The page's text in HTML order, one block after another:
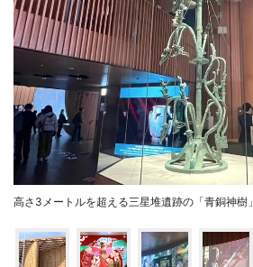
高さ3メートルを超える三星堆遺跡の「青銅神樹」